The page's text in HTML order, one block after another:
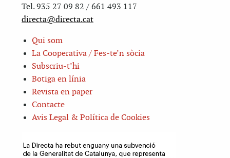
Tel. 935 27 09 82 / 661 493 117
directa@directa.cat
Qui som
La Cooperativa / Fes-te’n sòcia
Subscriu-t’hi
Botiga en línia
Revista en paper
Contacte
Avis Legal & Política de Cookies